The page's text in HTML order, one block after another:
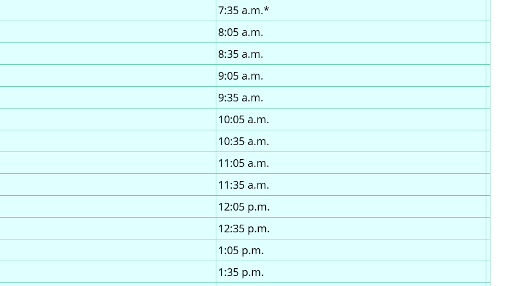
7:35 a.m.*
8:05 a.m.
8:35 a.m.
9:05 a.m.
9:35 a.m.
10:05 a.m.
10:35 a.m.
11:05 a.m.
11:35 a.m.
12:05 p.m.
12:35 p.m.
1:05 p.m.
1:35 p.m.